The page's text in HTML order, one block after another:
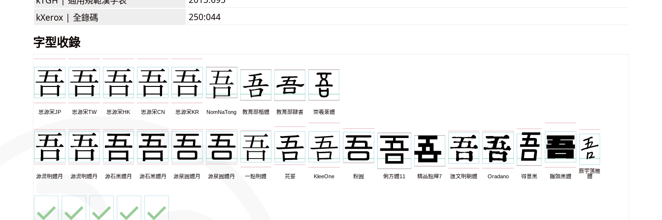
kXerox | 全錄碼 250:044
字型收錄
思源宋JP 思源宋TW 思源宋HK 思源宋CN 思源宋KR NomNaTong 教育部楷體 教育部隸書 崇羲篆體
源流明體月 源流明體丹 源石黑體月 源石黑體丹 源泉圓體月 源泉圓體丹 一點明體 芫荽 KleeOne 粉圓 俐方體11 精品點陣7 匯文明朝體 Oradano 得意黑 饅頭黑體
辰宇落雁
體